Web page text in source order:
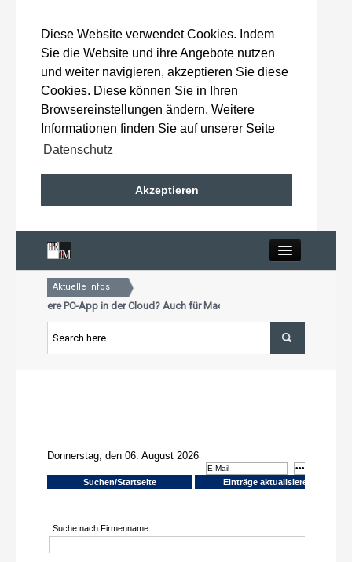
Diese Website verwendet Cookies. Indem
Sie die Website und ihre Angebote nutzen
und weiter navigieren, akzeptieren Sie diese
Cookies. Diese können Sie in Ihren
Browsereinstellungen ändern. Weitere
Informationen finden Sie auf unserer Seite
Datenschutz
Akzeptieren
Home
Einträge aktualisieren
Aktuelle Infos
unsere PC-App in der Cloud? Auch für Mac und Tablet
für Premiumkunden: 15. Oktober 2026
unsere PC-App in der Cloud? Auch für Mac und Tablet